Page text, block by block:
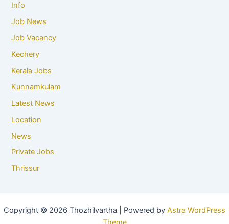
Info
Job News
Job Vacancy
Kechery
Kerala Jobs
Kunnamkulam
Latest News
Location
News
Private Jobs
Thrissur
Copyright © 2026 Thozhilvartha | Powered by Astra WordPress